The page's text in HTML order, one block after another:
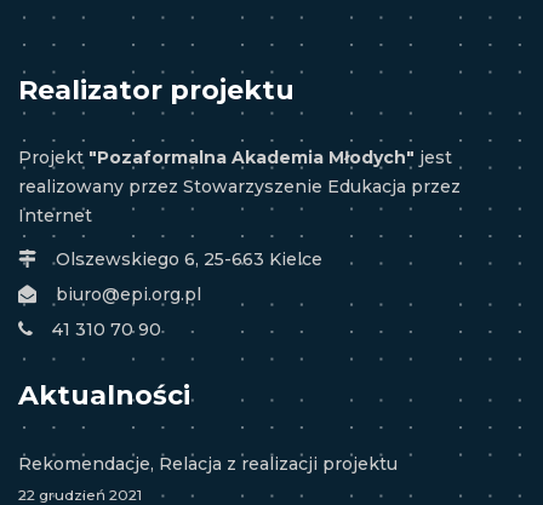
Realizator projektu
Projekt "Pozaformalna Akademia Młodych" jest
realizowany przez Stowarzyszenie Edukacja przez
Internet
Olszewskiego 6, 25-663 Kielce
biuro@epi.org.pl
41 310 70 90
Aktualności
Rekomendacje, Relacja z realizacji projektu
22 grudzień 2021